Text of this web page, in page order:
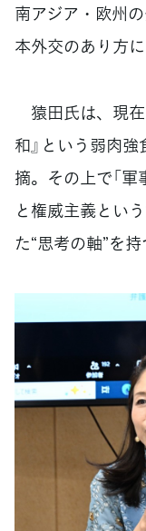
南アジア・欧州
本外交のあり方
猿田氏は、現在
和』という弱肉
摘。その上で「軍
と権威主義とい
た“思考の軸”を